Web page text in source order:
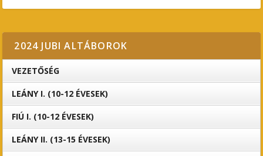
2024 JUBI ALTÁBOROK
VEZETŐSÉG
LEÁNY I. (10-12 ÉVESEK)
FIÚ I. (10-12 ÉVESEK)
LEÁNY II. (13-15 ÉVESEK)